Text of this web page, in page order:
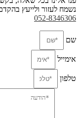
נשמח לעזור ולייעץ
052-8346306
שם
אימייל
טלפון